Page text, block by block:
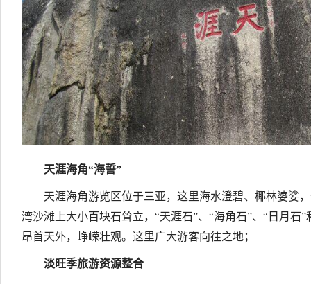
天涯海角“海誓”
天涯海角游览区位于三亚，这里海水澄碧、椰林婆娑
湾沙滩上大小百块石耸立，“天涯石”、“海角石”、“日月石
昂首天外，峥嵘壮观。这里广大游客向往之地；
淡旺季旅游资源整合